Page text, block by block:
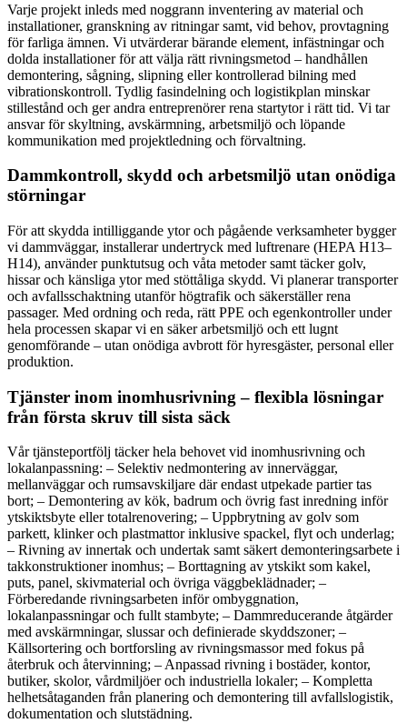
Varje projekt inleds med noggrann inventering av material och
installationer, granskning av ritningar samt, vid behov, provtagning
för farliga ämnen. Vi utvärderar bärande element, infästningar och
dolda installationer för att välja rätt rivningsmetod – handhållen
demontering, sågning, slipning eller kontrollerad bilning med
vibrationskontroll. Tydlig fasindelning och logistikplan minskar
stillestånd och ger andra entreprenörer rena startytor i rätt tid. Vi tar
ansvar för skyltning, avskärmning, arbetsmiljö och löpande
kommunikation med projektledning och förvaltning.
Dammkontroll, skydd och arbetsmiljö utan onödiga
störningar
För att skydda intilliggande ytor och pågående verksamheter bygger
vi dammväggar, installerar undertryck med luftrenare (HEPA H13–
H14), använder punktutsug och våta metoder samt täcker golv,
hissar och känsliga ytor med stöttåliga skydd. Vi planerar transporter
och avfallsschaktning utanför högtrafik och säkerställer rena
passager. Med ordning och reda, rätt PPE och egenkontroller under
hela processen skapar vi en säker arbetsmiljö och ett lugnt
genomförande – utan onödiga avbrott för hyresgäster, personal eller
produktion.
Tjänster inom inomhusrivning – flexibla lösningar
från första skruv till sista säck
Vår tjänsteportfölj täcker hela behovet vid inomhusrivning och
lokalanpassning: – Selektiv nedmontering av innerväggar,
mellanväggar och rumsavskiljare där endast utpekade partier tas
bort; – Demontering av kök, badrum och övrig fast inredning inför
ytskiktsbyte eller totalrenovering; – Uppbrytning av golv som
parkett, klinker och plastmattor inklusive spackel, flyt och underlag;
– Rivning av innertak och undertak samt säkert demonteringsarbete i
takkonstruktioner inomhus; – Borttagning av ytskikt som kakel,
puts, panel, skivmaterial och övriga väggbeklädnader; –
Förberedande rivningsarbeten inför ombyggnation,
lokalanpassningar och fullt stambyte; – Dammreducerande åtgärder
med avskärmningar, slussar och definierade skyddszoner; –
Källsortering och bortforsling av rivningsmassor med fokus på
återbruk och återvinning; – Anpassad rivning i bostäder, kontor,
butiker, skolor, vårdmiljöer och industriella lokaler; – Kompletta
helhetsåtaganden från planering och demontering till avfallslogistik,
dokumentation och slutstädning.